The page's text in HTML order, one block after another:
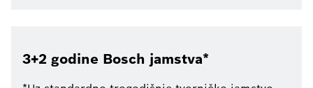
3+2 godine Bosch jamstva*